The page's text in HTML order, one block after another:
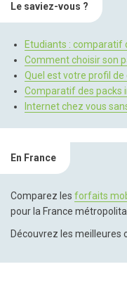
Le saviez-vous ?
Etudiants :
Comment choisir son
Quel est votre profil
Comparatif des packs
Internet chez vous
En France
Comparez lesforfaits
pour la France
Découvrez les meilleures